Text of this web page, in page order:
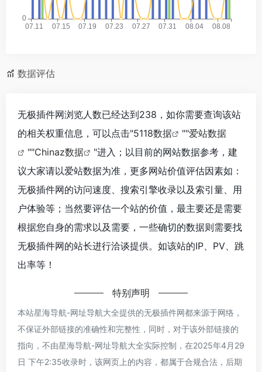
数据评估
无极插件网浏览人数已经达到238，如你需要查询该站
的相关权重信息，可以点击"5118数据 ""爱站数据
""Chinaz数据
"进入；以目前的网站数据参考，建
议大家请以爱站数据为准，更多网站价值评估因素如：
无极插件网的访问速度、搜索引擎收录以及索引量、用
户体验等；当然要评估一个站的价值，最主要还是需要
根据您自身的需求以及需要，一些确切的数据则需要找
无极插件网的站长进行洽谈提供。如该站的IP、PV、跳
出率等！
特别声明
本站星海导航-网址导航大全提供的无极插件网都来源于网络，
不保证外部链接的准确性和完整性，同时，对于该外部链接的
指向，不由星海导航-网址导航大全实际控制，在2025年4月29
日 下午2:35收录时，该网页上的内容，都属于合规合法，后期